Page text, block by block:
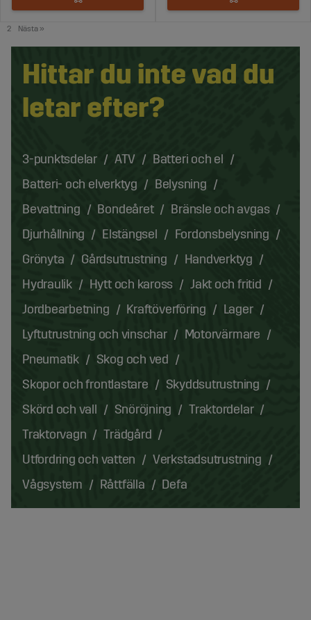
2 Nästa »
Hittar du inte vad du
letar efter?
3-punktsdelar ATV
Batteri och el
Batteri- och elverktyg
Belysning
Bevattning
Bondeåret
Bränsle och avgas
Djurhållning
Elstängsel
Fordonsbelysning
Grönyta
Gårdsutrustning
Handverktyg
Hydraulik
Hytt och kaross
Jakt och fritid
Jordbearbetning
Kraftöverföring
Lager
Lyftutrustning och vinschar
Motorvärmare
Pneumatik
Skog och ved
Skopor och frontlastare
Skyddsutrustning
Skörd och vall
Snöröjning
Traktordelar
Traktorvagn
Trädgård
Utfordring och vatten
Verkstadsutrustning
Vågsystem
Råttfälla Defa